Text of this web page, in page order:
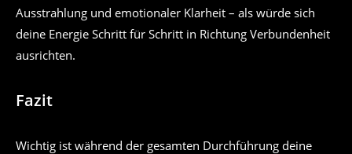
Ausstrahlung und emotionaler Klarheit – als würde sich
deine Energie Schritt für Schritt in Richtung Verbundenheit
ausrichten.
Fazit
Wichtig ist während der gesamten Durchführung deine